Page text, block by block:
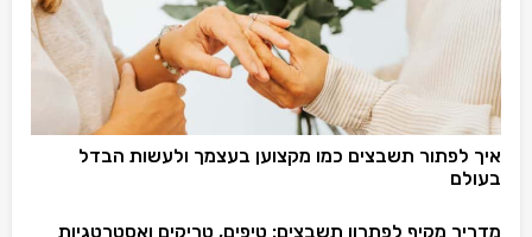
איך לפתור תשבצים כמו מקצוען בעצמך ולעשות הבדל
בעולם
מדריך מקיף לפתרון תשבצים: טיפים, טריקים ואסטרטגיות